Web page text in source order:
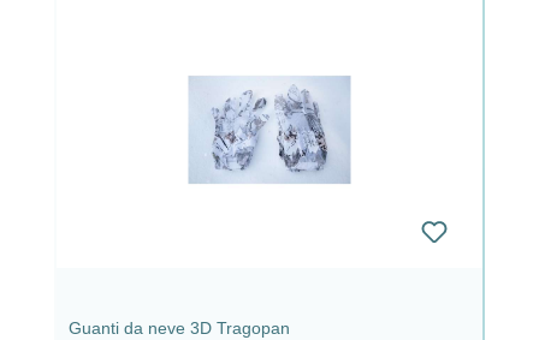
Guanti da neve 3D Tragopan